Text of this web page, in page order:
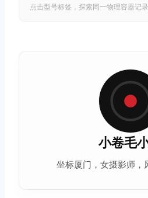
点击型号标签，探索同一物理容器记
小卷毛
坐标厦门，女摄影师，